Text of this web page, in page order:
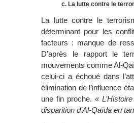
c. La lutte contre le
La lutte contre le
déterminant pour les
facteurs : manque de
D’après le rapport le
mouvements comme Al-
celui-ci a échoué dans
élimination de l’influence
une fin proche. «
disparition d’Al-Qaïda en